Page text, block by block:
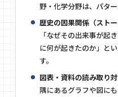
野・化学分野は、パタ
歴史の因果関係（スト
「なぜその出来事が起
に何が起きたのか」と
す。
図表・資料の読み取り対
隅にあるグラフや図に